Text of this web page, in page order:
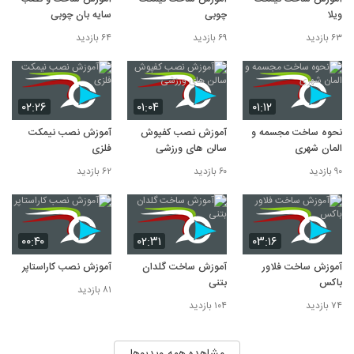
ویلا
۶۳ بازدید
چوبی
۶۹ بازدید
سایه بان چوبی
۶۴ بازدید
۰۱:۱۲
نحوه ساخت مجسمه و
المان شهری
۹۰ بازدید
۰۱:۰۴
آموزش نصب کفپوش
سالن های ورزشی
۶۰ بازدید
۰۲:۲۶
آموزش نصب نیمکت
فلزی
۶۲ بازدید
۰۳:۱۶
آموزش ساخت فلاور
باکس
۷۴ بازدید
۰۲:۳۱
آموزش ساخت گلدان
بتنی
۱۰۴ بازدید
۰۰:۴۰
آموزش نصب کاراستاپر
۸۱ بازدید